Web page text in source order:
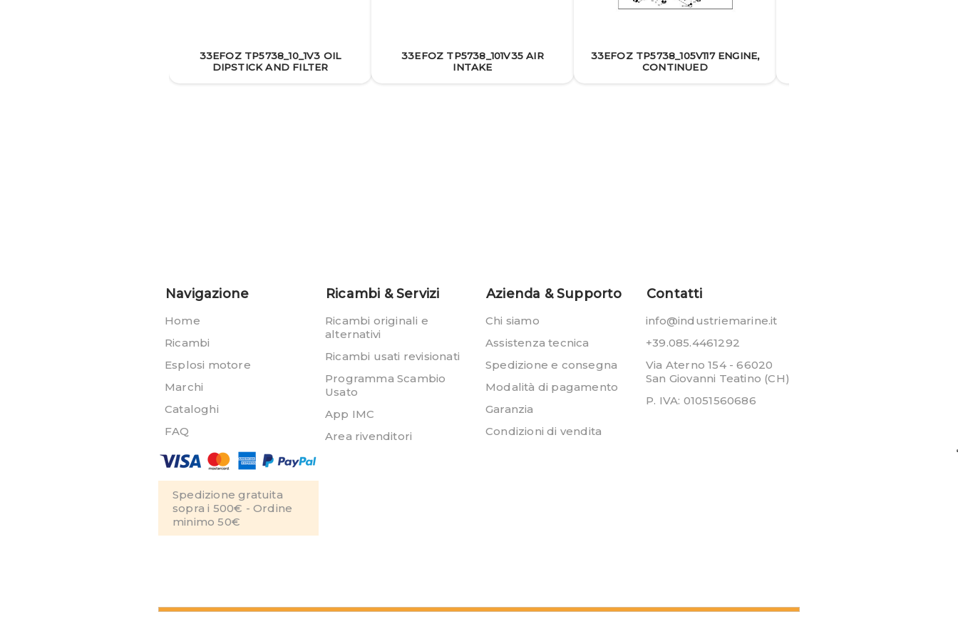
33EFOZ TP5738_10_1V3 OIL
DIPSTICK AND FILTER
33EFOZ TP5738_101V35 AIR
INTAKE
33EFOZ TP5738_105V117 ENGINE,
CONTINUED
Navigazione
Home
Ricambi
Esplosi motore
Marchi
Cataloghi
FAQ
Spedizione gratuita
sopra i 500€ - Ordine
minimo 50€
Ricambi & Servizi
Ricambi originali e
alternativi
Ricambi usati revisionati
Programma Scambio
Usato
App IMC
Area rivenditori
Azienda & Supporto
Chi siamo
Assistenza tecnica
Spedizione e consegna
Modalità di pagamento
Garanzia
Condizioni di vendita
Contatti
info@industriemarine.it
+39.085.4461292
Via Aterno 154 - 66020
San Giovanni Teatino (CH)
P. IVA: 01051560686